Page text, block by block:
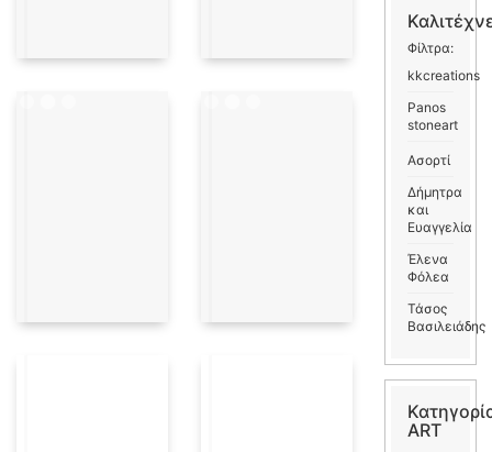
Φίλτρα:
kkcreations
Panos
stoneart
Ασορτί
Δήμητρα
και
Ευαγγελία
Έλενα
Φόλεα
Τάσος
Βασιλειάδης
ART